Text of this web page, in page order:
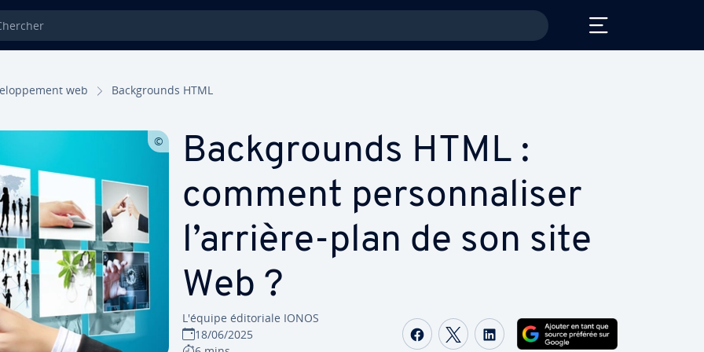
web Back­grounds HTML
Back­grounds HTML :
comment per­son­na­li­ser
l’arrière-plan de son site
Web ?
L'équipe édi­to­riale IONOS
18/06/2025
Partager sur Facebook
Partager sur Twitter
Partager sur LinkedIn